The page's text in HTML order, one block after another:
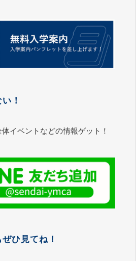
！
イベントなどの情報ゲット！
ひ見てね！